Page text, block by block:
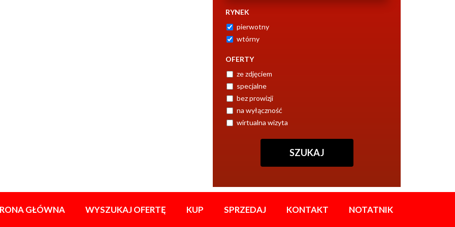
RYNEK
pierwotny
wtórny
OFERTY
ze zdjęciem
specjalne
bez prowizji
na wyłączność
wirtualna wizyta
GŁÓWNA WYSZUKAJ OFERTĘ KUP SPRZEDAJ KONTAKT NOTATNIK